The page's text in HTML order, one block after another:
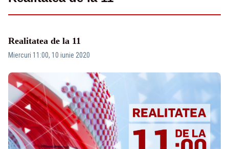
Realitatea de la 11
Miercuri 11:00, 10 iunie 2020